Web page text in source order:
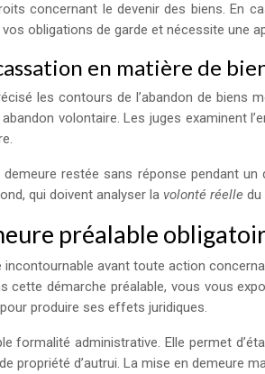
concernant le devenir des biens. En
obligations de garde et nécessite une
en matière de
les contours de l’abandon de biens
volontaire. Les juges examinent
restée sans réponse pendant
qui doivent analyser la volonté réelle du
préalable
incontournable avant toute action
cette démarche préalable, vous vous
produire ses effets juridiques.
formalité administrative. Elle permet
propriété d’autrui. La mise en demeure